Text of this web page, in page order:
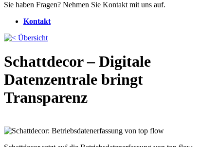
Sie haben Fragen? Nehmen Sie Kontakt mit uns auf.
Kontakt
Übersicht
Schattdecor – Digitale
Datenzentrale bringt
Transparenz